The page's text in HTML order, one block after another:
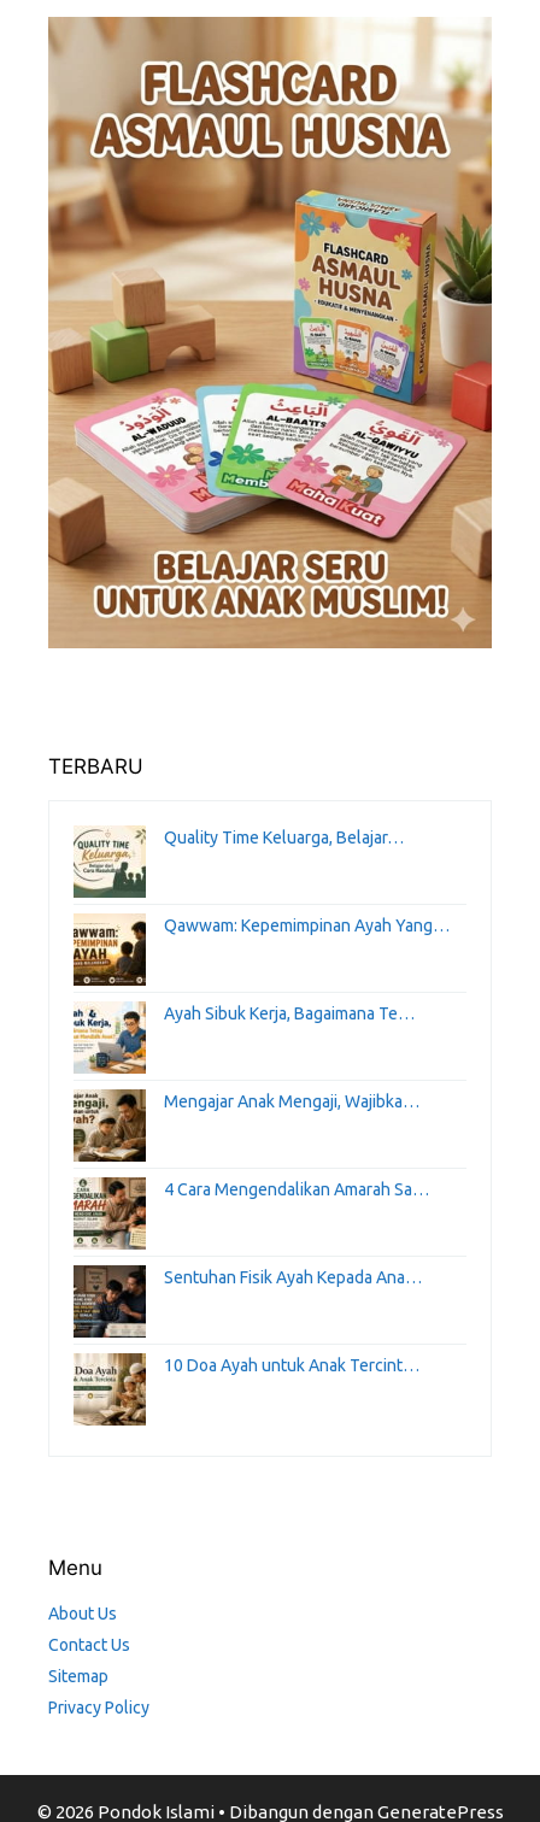
TERBARU
Quality Time Keluarga, Belajar…
Qawwam: Kepemimpinan Ayah Yang…
Ayah Sibuk Kerja, Bagaimana Te…
Mengajar Anak Mengaji, Wajibka…
4 Cara Mengendalikan Amarah Sa…
Sentuhan Fisik Ayah Kepada Ana…
10 Doa Ayah untuk Anak Tercint…
Menu
About Us
Contact Us
Sitemap
Privacy Policy
© 2026 Pondok Islami• Dibangun denganGeneratePress